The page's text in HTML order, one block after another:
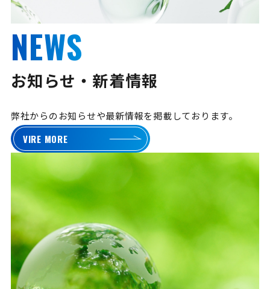
NEWS
お知らせ・新着情報
弊社からのお知らせや最新情報を掲載しております。
VIRE MORE